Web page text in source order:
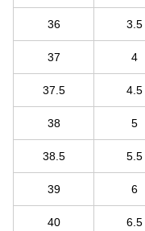
36 3.5
37 4
37.5 4.5
38 5
38.5 5.5
39 6
40 6.5